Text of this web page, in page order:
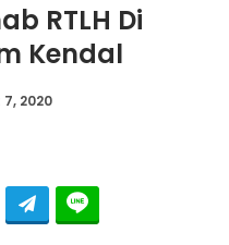
RTLH Di
Kendal
2020